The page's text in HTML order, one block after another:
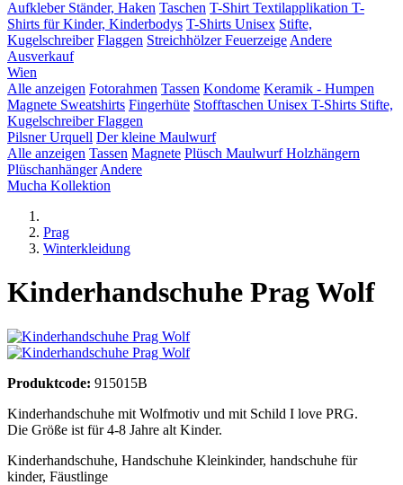
Aufkleber Ständer, Haken Taschen T-Shirt Textilapplikation T-
Shirts für Kinder, Kinderbodys T-Shirts Unisex Stifte,
Kugelschreiber Flaggen StreichhölzerFeuerzeige Andere
Ausverkauf
Wien
Alle anzeigen Fotorahmen Tassen Kondome Keramik - Humpen
Magnete Sweatshirts Fingerhüte Stofftaschen Unisex T-Shirts Stifte,
KugelschreiberFlaggen
Pilsner Urquell Der kleine Maulwurf
Alle anzeigen Tassen Magnete Plüsch MaulwurfHolzhängern
Plüschanhänger Andere
Mucha Kollektion
Prag
Winterkleidung
Kinderhandschuhe Prag Wolf
Produktcode: 915015B
Kinderhandschuhe mit Wolfmotiv und mit Schild I love PRG.
Die Größe ist für 4-8 Jahre alt Kinder.
Kinderhandschuhe, Handschuhe Kleinkinder, handschuhe für
kinder, Fäustlinge